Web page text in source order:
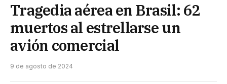
Tragedia aérea en Brasil: 62
muertos al estrellarse un
avión comercial
9 de agosto de 2024